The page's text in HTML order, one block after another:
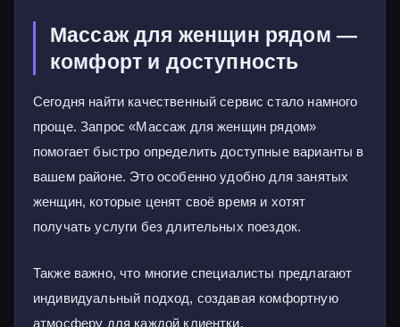
Массаж для женщин рядом —
комфорт и доступность
Сегодня найти качественный сервис стало намного
проще. Запрос «Массаж для женщин рядом»
помогает быстро определить доступные варианты в
вашем районе. Это особенно удобно для занятых
женщин, которые ценят своё время и хотят
получать услуги без длительных поездок.
Также важно, что многие специалисты предлагают
индивидуальный подход, создавая комфортную
атмосферу для каждой клиентки.